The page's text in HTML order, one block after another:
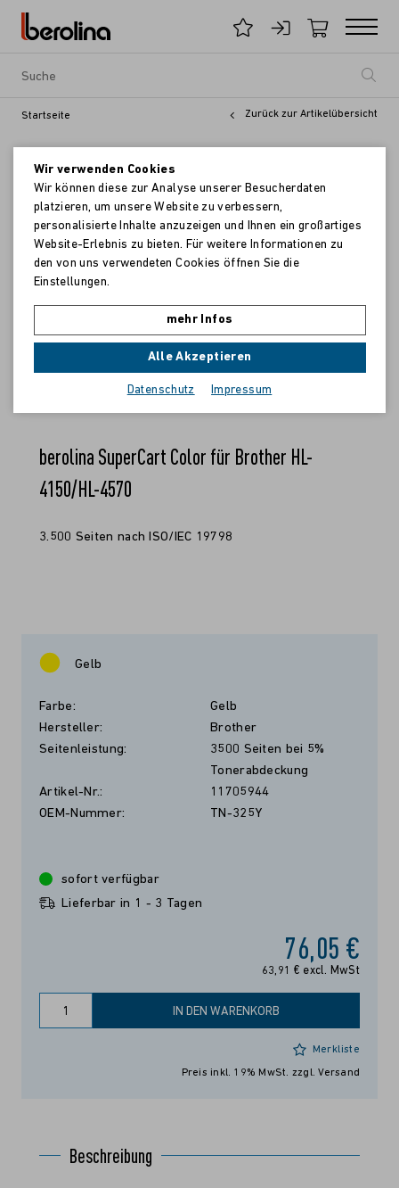
Startseite Zurück zur Artikelübersicht
berolina SuperCart Color für Brother HL-
4150/HL-4570
3.500 Seiten nach ISO/IEC 19798
Gelb
Farbe:
Gelb
Hersteller:
Brother
Seitenleistung:
3500 Seiten bei 5%
Tonerabdeckung
Artikel-Nr.:
11705944
OEM-Nummer:
TN-325Y
76,05 €
63,91 € excl. MwSt
sofort verfügbar
Lieferbar in 1 - 3 Tagen
IN DEN WARENKORB
Merkliste
Preis inkl. 19% MwSt. zzgl. Versand
Beschreibung
Wir verwenden Cookies
Wir können diese zur Analyse unserer Besucherdaten
platzieren, um unsere Website zu verbessern,
personalisierte Inhalte anzuzeigen und Ihnen ein großartiges
Website-Erlebnis zu bieten. Für weitere Informationen zu
den von uns verwendeten Cookies öffnen Sie die
Einstellungen.
mehr Infos
Alle Akzeptieren
Datenschutz Impressum